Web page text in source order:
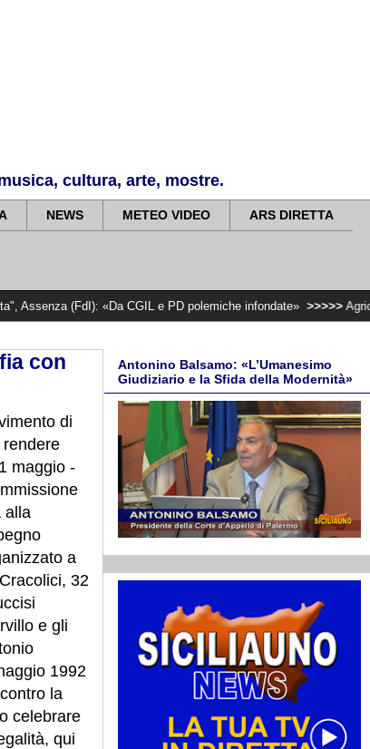
cultura, arte, mostre.
NEWS METEO VIDEO ARS DIRETTA
«Da CGIL e PD polemiche infondate» >>>>> Agricoltura, 167
con
di
maggio -
alla
a
32
e gli
1992
la
celebrare
qui
Antonino Balsamo: «L’Umanesimo
Giudiziario e la Sfida della Modernità»